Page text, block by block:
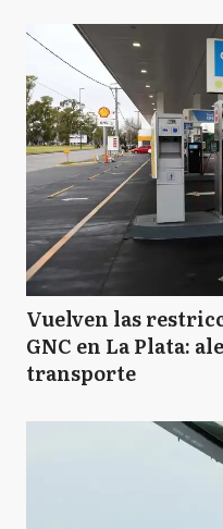
Vuelven las
GNC en La Plata:
transporte